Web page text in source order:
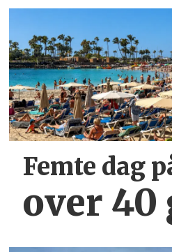
Femte dag
over 40